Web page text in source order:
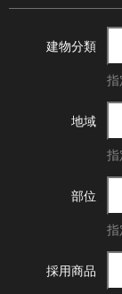
建物分類
指
地域
指
部位
指
採用商品